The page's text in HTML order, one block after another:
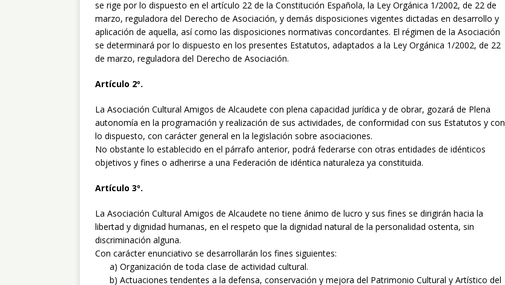
se rige por lo dispuesto en el artículo 22 de la Constitución Española, la Ley Orgánica 1/2002, de 22 de
marzo, reguladora del Derecho de Asociación, y demás disposiciones vigentes dictadas en desarrollo y
aplicación de aquella, así como las disposiciones normativas concordantes. El régimen de la Asociación
se determinará por lo dispuesto en los presentes Estatutos, adaptados a la Ley Orgánica 1/2002, de 22
de marzo, reguladora del Derecho de Asociación.
Artículo 2º.
La Asociación Cultural Amigos de Alcaudete con plena capacidad jurídica y de obrar, gozará de Plena
autonomía en la programación y realización de sus actividades, de conformidad con sus Estatutos y con
lo dispuesto, con carácter general en la legislación sobre asociaciones.
No obstante lo establecido en el párrafo anterior, podrá federarse con otras entidades de idénticos
objetivos y fines o adherirse a una Federación de idéntica naturaleza ya constituida.
Artículo 3º.
La Asociación Cultural Amigos de Alcaudete no tiene ánimo de lucro y sus fines se dirigirán hacia la
libertad y dignidad humanas, en el respeto que la dignidad natural de la personalidad ostenta, sin
discriminación alguna.
Con carácter enunciativo se desarrollarán los fines siguientes:
a) Organización de toda clase de actividad cultural.
b) Actuaciones tendentes a la defensa, conservación y mejora del Patrimonio Cultural y Artístico del